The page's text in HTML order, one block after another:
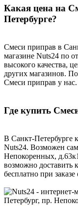
Какая цена на
Петербурге?
Смеси приправ в
магазине Nuts24 по
высокого качества,
других магазинов.
Смеси приправ у нас.
Где купить
В Санкт-Петербурге
Nuts24. Возможен
Непокоренных,
возможно доставить
бесплатно при
Петербург, пр.